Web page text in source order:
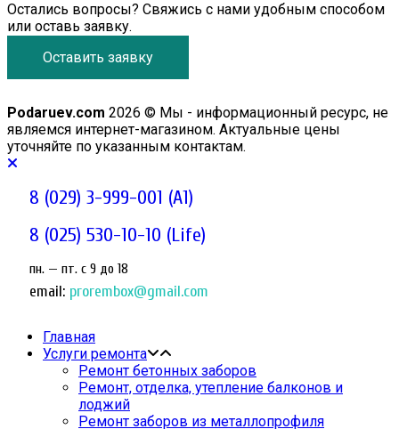
Остались вопросы? Свяжись с нами удобным способом
или оставь заявку.
Оставить заявку
Podaruev.com 2026 © Мы - информационный ресурс, не
являемся интернет-магазином. Актуальные цены
уточняйте по указанным контактам.
8 (029) 3-999-001 (A1)
8 (025) 530-10-10 (Life)
пн. — пт. c 9 до 18
email: prorembox@gmail.com
Главная
Услуги ремонта
Ремонт бетонных заборов
Ремонт, отделка, утепление балконов и
лоджий
Ремонт заборов из металлопрофиля